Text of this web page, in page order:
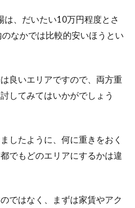
は、だいたい10万円程度とさ
なかでは比較的安いほうとい
良いエリアですので、両方重
してみてはいかがでしょう
したように、何に重きをおく
でもどのエリアにするかは違
ではなく、まずは家賃やアク